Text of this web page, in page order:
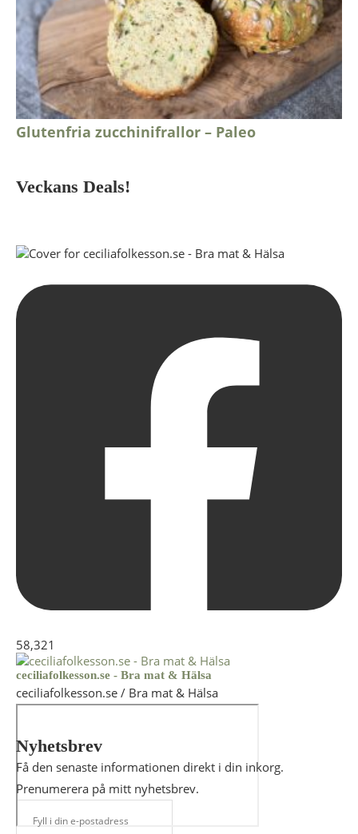
Glutenfria zucchinifrallor – Paleo
Veckans Deals!
58,321
ceciliafolkesson.se - Bra mat & Hälsa
ceciliafolkesson.se / Bra mat & Hälsa
Nyhetsbrev
Få den senaste informationen direkt i din inkorg.
Prenumerera på mitt nyhetsbrev.